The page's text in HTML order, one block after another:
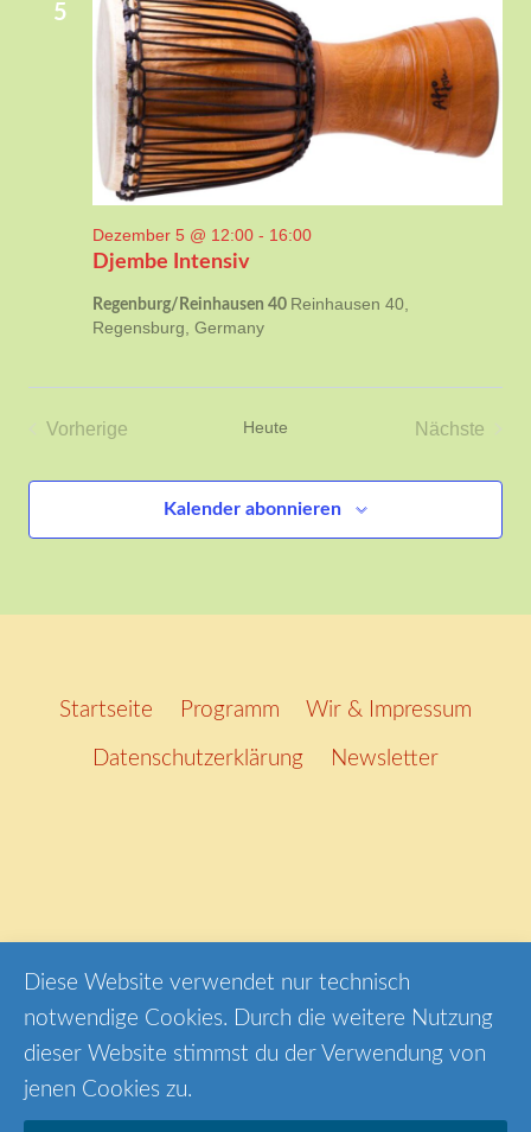
5
Djembe Intensiv
Dezember 5 @ 12:00 - 16:00
Regenburg/Reinhausen 40 Reinhausen 40,
Regensburg, Germany
Vorherige
Heute
Nächste
Kalender abonnieren
Startseite Programm Wir & Impressum
Datenschutzerklärung Newsletter
Diese Website verwendet nur technisch
notwendige Cookies. Durch die weitere Nutzung
dieser Website stimmst du der Verwendung von
jenen Cookies zu.